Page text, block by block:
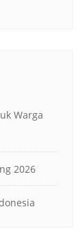
Warga
2026